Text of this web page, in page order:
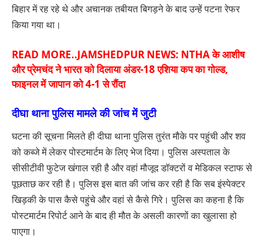
बिहार में रह रहे थे और अचानक तबीयत बिगड़ने के बाद उन्हें पटना रेफर
किया गया था।
READ MORE..JAMSHEDPUR NEWS: NTHA के आशीष
और प्रेमचंद ने भारत को दिलाया अंडर-18 एशिया कप का गोल्ड,
फाइनल में जापान को 4-1 से रौंदा
दीघा थाना पुलिस मामले की जांच में जुटी
घटना की सूचना मिलते ही दीघा थाना पुलिस तुरंत मौके पर पहुंची और शव
को कब्जे में लेकर पोस्टमार्टम के लिए भेज दिया। पुलिस अस्पताल के
सीसीटीवी फुटेज खंगाल रही है और वहां मौजूद डॉक्टरों व मेडिकल स्टाफ से
पूछताछ कर रही है। पुलिस इस बात की जांच कर रही है कि सब इंस्पेक्टर
खिड़की के पास कैसे पहुंचे और वहां से कैसे गिरे। पुलिस का कहना है कि
पोस्टमार्टम रिपोर्ट आने के बाद ही मौत के असली कारणों का खुलासा हो
पाएगा।